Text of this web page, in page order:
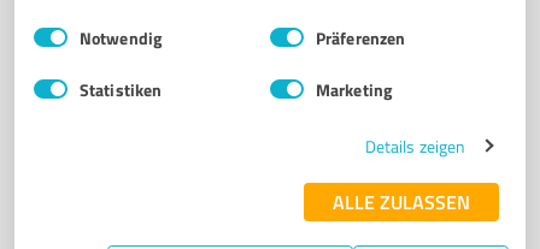
Impressum Datenschutzbestimmungen
Einwilligungsauswahl
Notwendig Präferenzen
Statistiken Marketing
Details zeigen
ALLE ZULASSEN
FÜHRUNGSKRÄFTE-COACHING MUT UND ENTSCHEIDUNGEN
PERSÖNLICHKEITSENTWICKLUNG KRISENMANAGEMENT
ERFOLG DURCH KLARHEIT
SPEAKER REDNER KEYNOTE